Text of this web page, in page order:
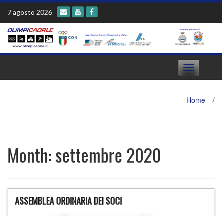
Skip
content
7 agosto 2026
Toggle
navigation
Home /
Month:settembre 2020
ASSEMBLEA ORDINARIA DEI SOCI